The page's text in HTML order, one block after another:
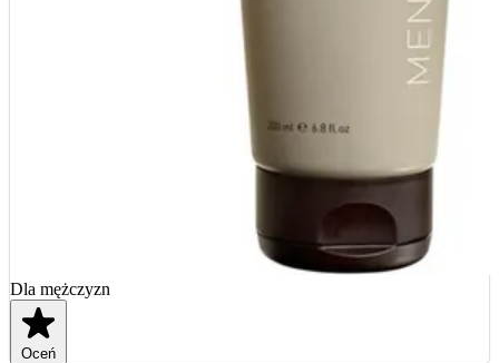
Dla mężczyzn
Oceń